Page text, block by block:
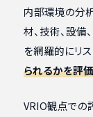
内部環境の分
材、技術、設備
を網羅的にリス
られるかを評価
VRIO観点での